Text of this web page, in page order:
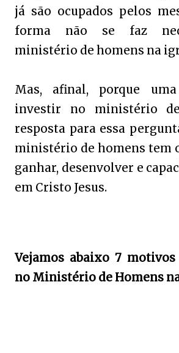
já são ocupados pelos
forma não se faz
ministério de homens na
Mas, afinal, porque
investir no ministério
resposta para essa
ministério de homens tem
ganhar, desenvolver e
em Cristo Jesus.
Vejamos abaixo 7
no Ministério de Homens